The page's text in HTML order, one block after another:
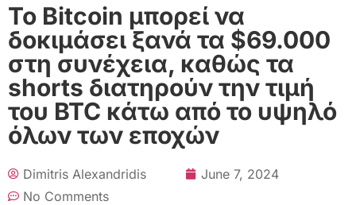
Το Bitcoin μπορεί να
δοκιμάσει ξανά τα $69.000
στη συνέχεια, καθώς τα
shorts διατηρούν την τιμή
του BTC κάτω από το υψηλό
όλων των εποχών
Dimitris Alexandridis
June 7, 2024
No Comments